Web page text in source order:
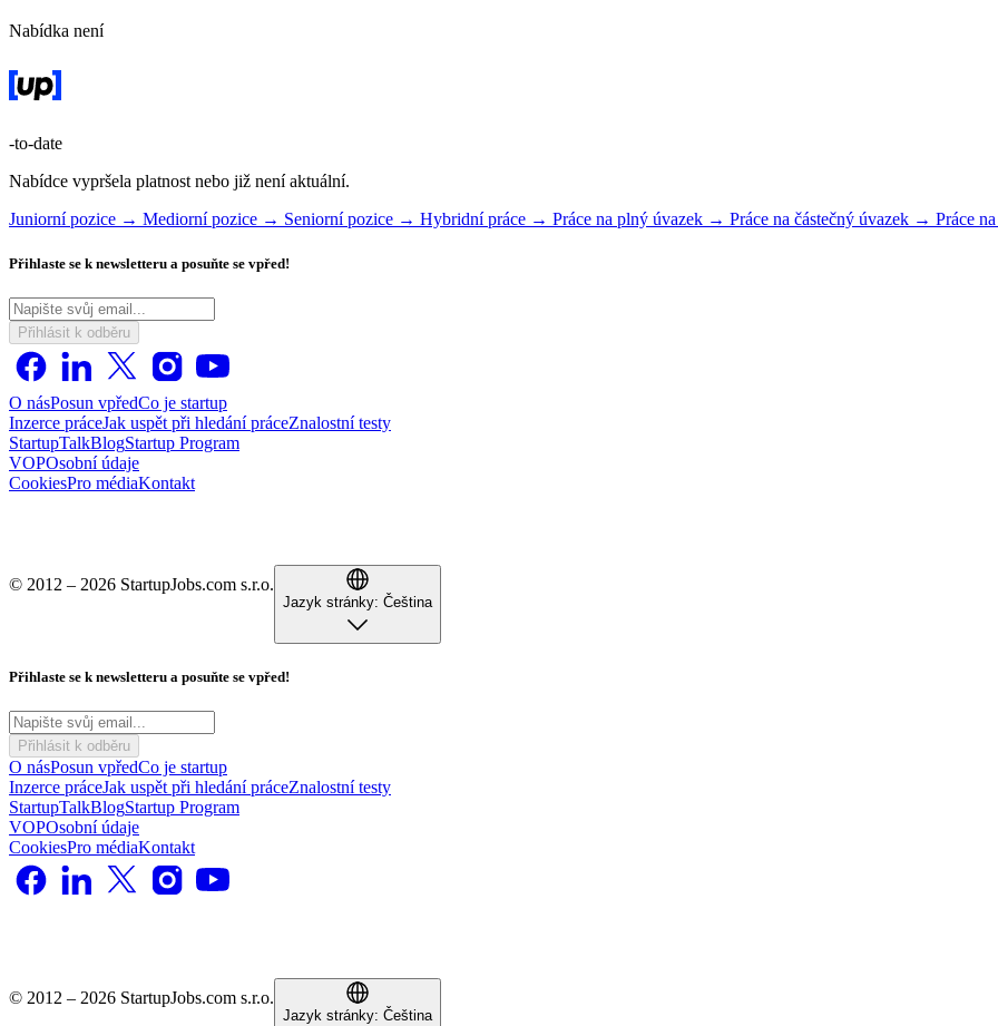
Nabídka není
-to-date
Nabídce vypršela platnost nebo již není aktuální.
Juniorní pozice → Mediorní pozice → Seniorní pozice → Hybridní práce → Práce na plný úvazek → Práce na částečný úvazek → Práce
Přihlaste se k newsletteru a posuňte se vpřed!
Přihlásit k odběru
O násPosun vpředCo je startup
Inzerce práceJak uspět při hledání práceZnalostní testy
StartupTalkBlogStartup Program
VOPOsobní údaje
CookiesPro médiaKontakt
© 2012 – 2026 StartupJobs.com s.r.o.
Jazyk stránky: Čeština
Přihlaste se k newsletteru a posuňte se vpřed!
Přihlásit k odběru
O násPosun vpředCo je startup
Inzerce práceJak uspět při hledání práceZnalostní testy
StartupTalkBlogStartup Program
VOPOsobní údaje
CookiesPro médiaKontakt
© 2012 – 2026 StartupJobs.com s.r.o.
Jazyk stránky: Čeština